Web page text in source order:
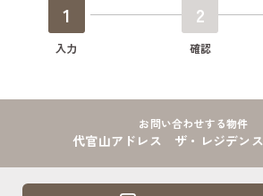
1
入力
2
確認
お問い合わせする物件
代官山アドレス ザ・レジデン